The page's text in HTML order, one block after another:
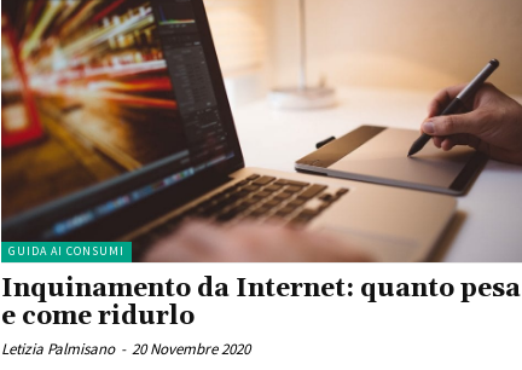
GUIDA AI CONSUMI
Inquinamento da Internet: quanto pesa
e come ridurlo
Letizia Palmisano - 20 Novembre 2020